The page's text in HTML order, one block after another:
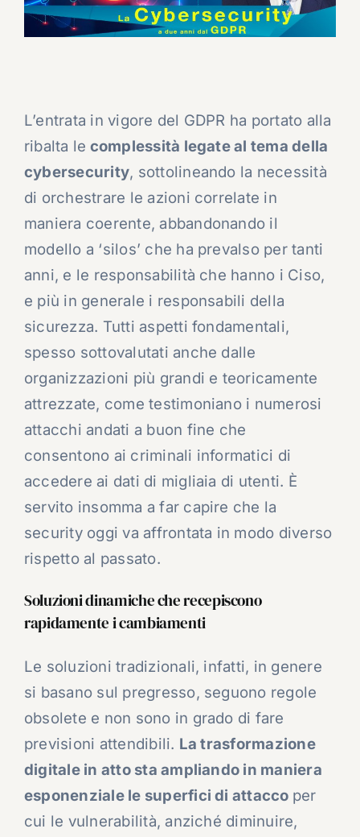
L’entrata in vigore del GDPR ha portato alla
ribalta le complessità legate al tema della
cybersecurity, sottolineando la necessità
di orchestrare le azioni correlate in
maniera coerente, abbandonando il
modello a ‘silos’ che ha prevalso per tanti
anni, e le responsabilità che hanno i Ciso,
e più in generale i responsabili della
sicurezza. Tutti aspetti fondamentali,
spesso sottovalutati anche dalle
organizzazioni più grandi e teoricamente
attrezzate, come testimoniano i numerosi
attacchi andati a buon fine che
consentono ai criminali informatici di
accedere ai dati di migliaia di utenti. È
servito insomma a far capire che la
security oggi va affrontata in modo diverso
rispetto al passato.
Soluzioni dinamiche che recepiscono
rapidamente i cambiamenti
Le soluzioni tradizionali, infatti, in genere
si basano sul pregresso, seguono regole
obsolete e non sono in grado di fare
previsioni attendibili. La trasformazione
digitale in atto sta ampliando in maniera
esponenziale le superfici di attacco per
cui le vulnerabilità, anziché diminuire,